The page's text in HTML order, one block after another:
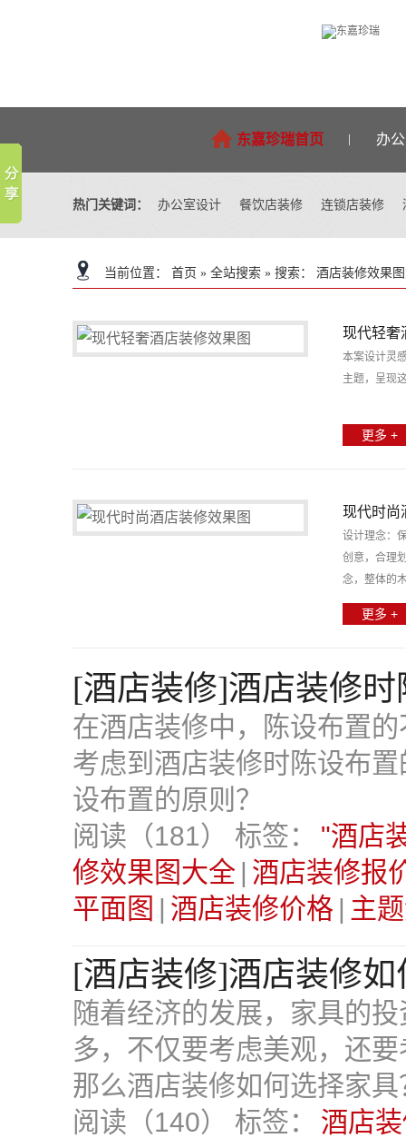
东嘉珍瑞首页 办
热门关键词： 办公室设计 餐饮店装修 连锁店装修
设计团队 关于东嘉珍瑞 东嘉珍瑞首页 火锅店装修
连锁店设计 餐饮店设计
当前位置： 首页 » 全站搜索 » 搜索： 酒店装修效果
现代轻奢
本案设计灵
主题，呈现
更多 +
现代时尚
设计理念：
创意，合理
念，整体的
更多 +
[酒店装修]酒店装修
在酒店装修中，陈设布置
考虑到酒店装修时陈设布
设布置的原则？
阅读（181） 标签：
"酒店
修效果图大全 | 酒店装修报
平面图 | 酒店装修价格 | 主
[酒店装修]酒店装修
随着经济的发展，家具的
多，不仅要考虑美观，还
那么酒店装修如何选择家具
阅读（140） 标签：
酒店